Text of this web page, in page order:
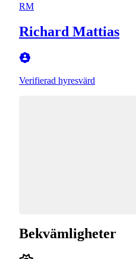
RM
Richard Mattias
Verifierad hyresvärd
Bekvämligheter